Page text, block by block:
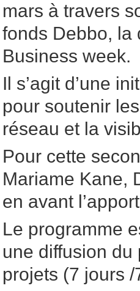
mars à travers
fonds Debbo, la
Business week.
Il s’agit d’une
pour soutenir
réseau et la
Pour cette
Mariame Kane,
en avant
Le programme
une diffusion du
projets (7 jours /